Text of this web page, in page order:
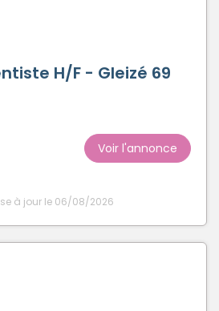
H/F - Gleizé 69
Voir l'annonce
à jour le 06/08/2026